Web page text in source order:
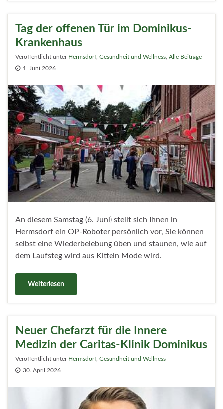
Tag der offenen Tür im Dominikus-
Krankenhaus
Veröffentlicht unter Hermsdorf Gesundheit und Wellness Alle Beiträge
1. Juni 2026
An diesem Samstag (6. Juni) stellt sich Ihnen in
Hermsdorf ein OP-Roboter persönlich vor, Sie können
selbst eine Wiederbelebung üben und staunen, wie auf
dem Laufsteg wird aus Kitteln Mode wird.
Weiterlesen
Neuer Chefarzt für die Innere
Medizin der Caritas-Klinik Dominikus
Veröffentlicht unter Hermsdorf Gesundheit und Wellness
30. April 2026